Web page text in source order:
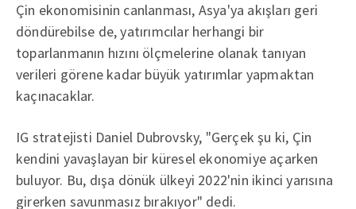
Çin ekonomisinin canlanması, Asya'ya akışları geri
döndürebilse de, yatırımcılar herhangi bir
toparlanmanın hızını ölçmelerine olanak tanıyan
verileri görene kadar büyük yatırımlar yapmaktan
kaçınacaklar.
IG stratejisti Daniel Dubrovsky, "Gerçek şu ki, Çin
kendini yavaşlayan bir küresel ekonomiye açarken
buluyor. Bu, dışa dönük ülkeyi 2022'nin ikinci yarısına
girerken savunmasız bırakıyor" dedi.